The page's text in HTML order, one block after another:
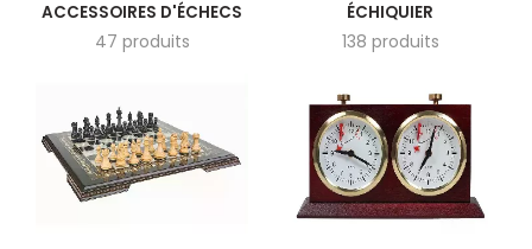
ACCESSOIRES D'ÉCHECS
47 produits
ÉCHIQUIER
138 produits